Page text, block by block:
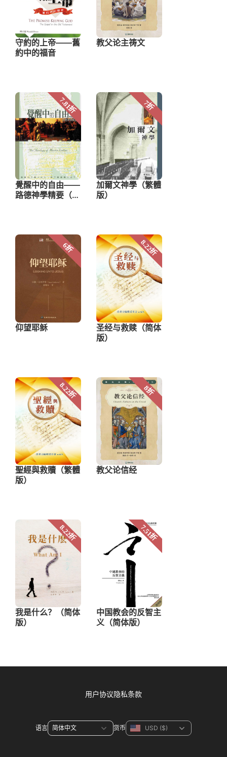
用户协议隐私条款
语言 货币